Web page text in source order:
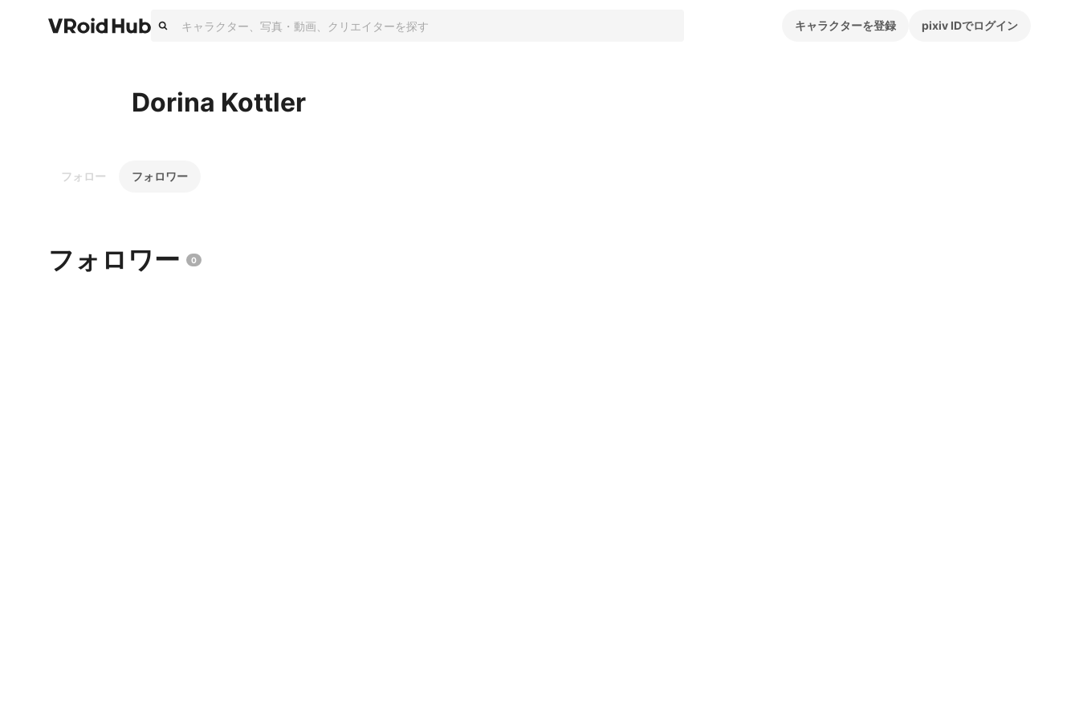
キャラクターを登録 pixiv IDでログイン
Dorina Kottler
フォロー フォロワー
フォロワー 0